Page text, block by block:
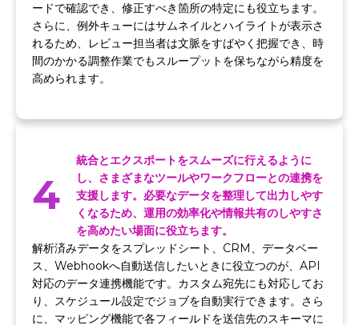
ードで確認でき、修正すべき箇所の特定にも役立ちます。
さらに、例外キューにはサムネイルとハイライトが表示さ
れるため、レビュー担当者は文脈をすばやく把握でき、時
間のかかる調整作業でもスループットを保ちながら精度を
高められます。
4
統合とエクスポートをスムーズに行えるように
し、さまざまなツールやワークフローとの連携を
支援します。必要なデータを整理して出力しやす
くなるため、運用の効率化や情報共有のしやすさ
を高めたい場面に役立ちます。
解析済みデータをスプレッドシート、CRM、データベー
ス、Webhookへ自動送信したいときに役立つのが、API
対応のデータ連携機能です。カスタム宛先にも対応してお
り、スケジュール設定でジョブを自動実行できます。さら
に、マッピング機能で各フィールドを送信先のスキーマに